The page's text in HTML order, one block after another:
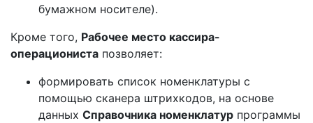
бумажном носителе).
Кроме того, Рабочее место кассира-
операциониста позволяет:
формировать список номенклатуры с
помощью сканера штрихкодов, на основе
данных Справочника номенклатур программы